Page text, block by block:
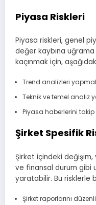
Piyasa Riskleri
Piyasa riskleri, genel
değer kaybına uğrama
kaçınmak için,
Trend analizleri
Teknik ve temel analiz
Piyasa haberlerini takip
Şirket Spesifik
Şirket içindeki
ve finansal durum gibi
yaratabilir. Bu risklerle
Şirket raporlarını